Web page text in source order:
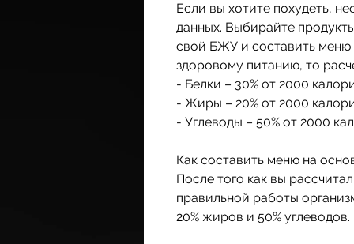
Если вы хотите похудеть,
данных. Выбирайте
свой БЖУ и составить меню
здоровому питанию, то
- Белки – 30% от 2000
- Жиры – 20% от 2000
- Углеводы – 50% от 2000
Как составить меню на
После того как вы
правильной работы
20% жиров и 50% углеводов.